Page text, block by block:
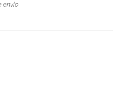
envio